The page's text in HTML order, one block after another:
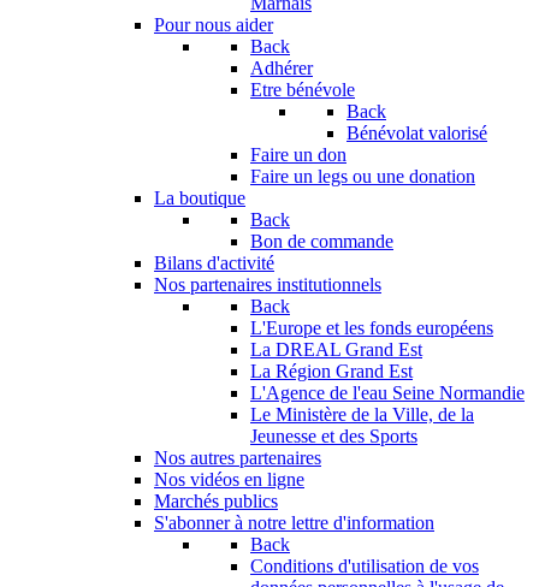
Pour nous aider
Back
Adhérer
Etre bénévole
Back
Bénévolat valorisé
Faire un don
Faire un legs ou une donation
La boutique
Back
Bon de commande
Bilans d'activité
Nos partenaires institutionnels
Back
L'Europe et les fonds européens
La DREAL Grand Est
La Région Grand Est
L'Agence de l'eau Seine Normandie
Le Ministère de la Ville, de la
Jeunesse et des Sports
Nos autres partenaires
Nos vidéos en ligne
Marchés publics
S'abonner à notre lettre d'information
Back
Conditions d'utilisation de vos